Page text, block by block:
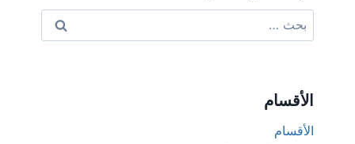
عن:
الأقسام
الأقسام